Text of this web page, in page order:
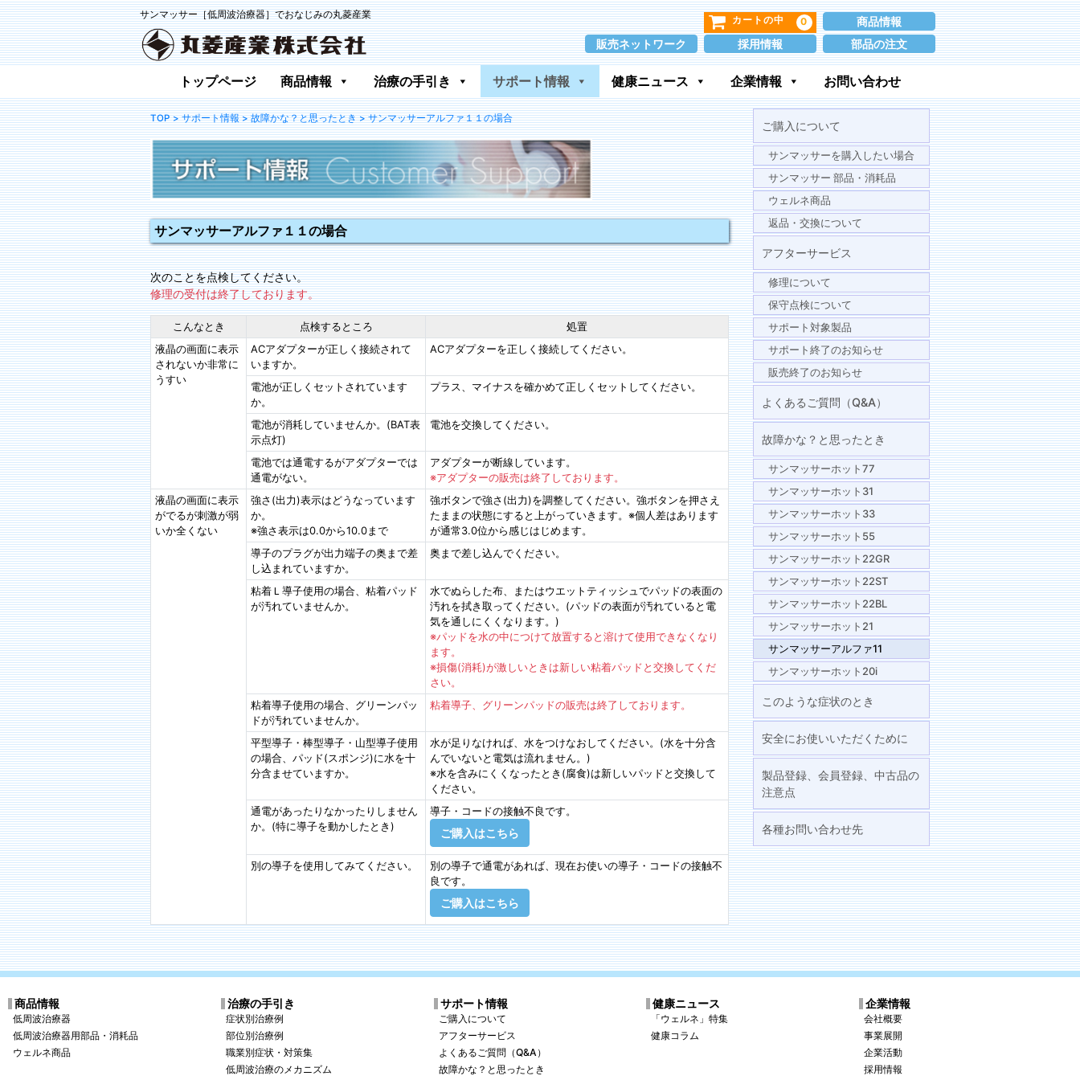
サンマッサー［低周波治療器］でおなじみの丸菱産業
商品情報
カートの中 0
部品の注文
採用情報
販売ネットワーク
トップページ 商品情報 治療の手引き サポート情報 健康ニュース 企業情報 お問い合わせ
TOP > サポート情報 > 故障かな？と思ったとき > サンマッサーアルファ１１の場合
サンマッサーアルファ１１の場合
次のことを点検してください。
修理の受付は終了しております。
こんなとき 点検するところ
処置
液晶の画面に表示
されないか非常に
うすい
ACアダプターが正しく接続されて
いますか。
ACアダプターを正しく接続してください。
電池が正しくセットされています
か。
プラス、マイナスを確かめて正しくセットしてください。
電池が消耗していませんか。(BAT表
示点灯)
電池を交換してください。
電池では通電するがアダプターでは
通電がない。
アダプターが断線しています。
※アダプターの販売は終了しております。
液晶の画面に表示
がでるが刺激が弱
いか全くない
強さ(出力)表示はどうなっています
か。
※強さ表示は0.0から10.0まで
強ボタンで強さ(出力)を調整してください。強ボタンを押さえ
たままの状態にすると上がっていきます。※個人差はあります
が通常3.0位から感じはじめます。
導子のプラグが出力端子の奥まで差
し込まれていますか。
奥まで差し込んでください。
粘着Ｌ導子使用の場合、粘着パッド
が汚れていませんか。
水でぬらした布、またはウエットティッシュでパッドの表面の
汚れを拭き取ってください。(パッドの表面が汚れていると電
気を通しにくくなります。)
※パッドを水の中につけて放置すると溶けて使用できなくなり
ます。
※損傷(消耗)が激しいときは新しい粘着パッドと交換してくだ
さい。
粘着導子使用の場合、グリーンパッ
ドが汚れていませんか。
粘着導子、グリーンパッドの販売は終了しております。
平型導子・棒型導子・山型導子使用
の場合、パッド(スポンジ)に水を十
分含ませていますか。
水が足りなければ、水をつけなおしてください。(水を十分含
んでいないと電気は流れません。)
※水を含みにくくなったとき(腐食)は新しいパッドと交換して
ください。
通電があったりなかったりしません
か。(特に導子を動かしたとき)
導子・コードの接触不良です。
ご購入はこちら
別の導子を使用してみてください。
別の導子で通電があれば、現在お使いの導子・コードの接触不
良です。
ご購入はこちら
ご購入について
サンマッサーを購入したい場合
サンマッサー 部品・消耗品
ウェルネ商品
返品・交換について
アフターサービス
修理について
保守点検について
サポート対象製品
サポート終了のお知らせ
販売終了のお知らせ
よくあるご質問（Q&A）
故障かな？と思ったとき
サンマッサーホット77
サンマッサーホット31
サンマッサーホット33
サンマッサーホット55
サンマッサーホット22GR
サンマッサーホット22ST
サンマッサーホット22BL
サンマッサーホット21
サンマッサーアルファ11
サンマッサーホット20i
このような症状のとき
安全にお使いいただくために
製品登録、会員登録、中古品の
注意点
各種お問い合わせ先
商品情報
低周波治療器
低周波治療器用部品・消耗品
ウェルネ商品
治療の手引き
症状別治療例
部位別治療例
職業別症状・対策集
低周波治療のメカニズム
サポート情報
ご購入について
アフターサービス
よくあるご質問（Q&A）
故障かな？と思ったとき
健康ニュース
「ウェルネ」特集
健康コラム
企業情報
会社概要
事業展開
企業活動
採用情報